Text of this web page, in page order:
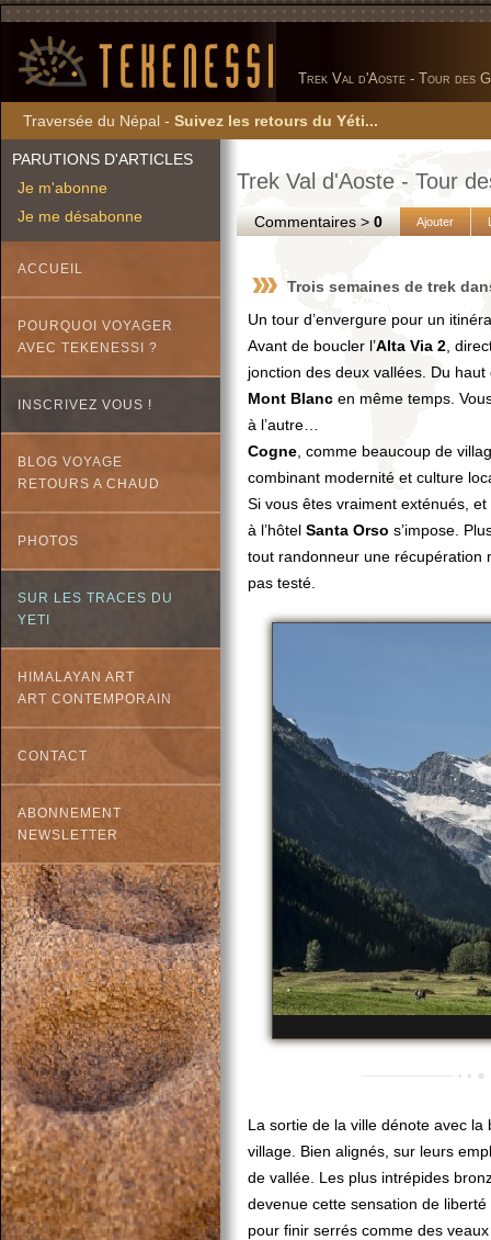
Trek Val d'Aoste - Tour des
Traversée du Népal - Suivez les retours du Yéti...
PARUTIONS D'ARTICLES
Je m'abonne
Je me désabonne
ACCUEIL
POURQUOI VOYAGER
AVEC TEKENESSI ?
INSCRIVEZ VOUS !
BLOG VOYAGE
RETOURS A CHAUD
PHOTOS
SUR LES TRACES DU
YETI
HIMALAYAN ART
ART CONTEMPORAIN
CONTACT
ABONNEMENT
NEWSLETTER
Trek Val d'Aoste - Tour
Commentaires >0 Ajouter
Trois semaines de trek
Un tour d’envergure pour un
Avant de boucler l’Alta Via 2 ,
jonction des deux vallées. Du
Mont Blanc en même temps.
à l’autre…
Cogne , comme beaucoup de
combinant modernité et culture
Si vous êtes vraiment exténués,
à l’hôtel Santa Orso s’impose.
tout randonneur une récupération
pas testé.
La sortie de la ville dénote avec
village. Bien alignés, sur leurs
de vallée. Les plus intrépides
devenue cette sensation de liberté
pour finir serrés comme des